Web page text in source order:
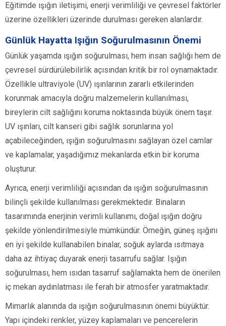
Eğitimde ışığın iletişimi, enerji verimliliği ve çevresel faktörler
üzerine özellikleri üzerinde durulması gereken alanlardır.
Günlük Hayatta Işığın Soğurulmasının Önemi
Günlük yaşamda ışığın soğurulması, hem insan sağlığı hem de
çevresel sürdürülebilirlik açısından kritik bir rol oynamaktadır.
Özellikle ultraviyole (UV) ışınlarının zararlı etkilerinden
korunmak amacıyla doğru malzemelerin kullanılması,
bireylerin cilt sağlığını koruma noktasında büyük önem taşır.
UV ışınları, cilt kanseri gibi sağlık sorunlarına yol
açabileceğinden, ışığın soğurulmasını sağlayan özel camlar
ve kaplamalar, yaşadığımız mekanlarda etkin bir koruma
oluşturur.
Ayrıca, enerji verimliliği açısından da ışığın soğurulmasının
bilinçli şekilde kullanılması gerekmektedir. Binaların
tasarımında enerjinin verimli kullanımı, doğal ışığın doğru
şekilde yönlendirilmesiyle mümkündür. Örneğin, güneş ışığını
en iyi şekilde kullanabilen binalar, soğuk aylarda ısıtmaya
daha az ihtiyaç duyarak enerji tasarrufu sağlar. Işığın
soğurulması, hem ısıdan tasarruf sağlamakta hem de önerilen
iç mekan aydınlatması ile ferah bir atmosfer yaratmaktadır.
Mimarlık alanında da ışığın soğurulmasının önemi büyüktür.
Yapı içindeki renkler, yüzey kaplamaları ve pencerelerin